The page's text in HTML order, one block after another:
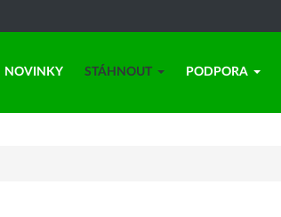
NOVINKY STÁHNOUT PODPORA